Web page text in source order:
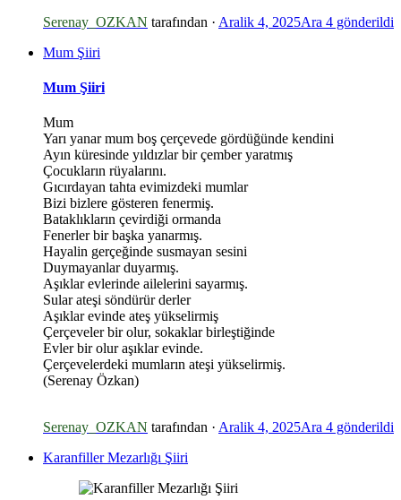
Serenay_OZKAN tarafından · Aralik 4, 2025Ara 4 gönderildi
Mum Şiiri
Mum Şiiri
Mum
Yarı yanar mum boş çerçevede gördüğünde kendini
Ayın küresinde yıldızlar bir çember yaratmış
Çocukların rüyalarını.
Gıcırdayan tahta evimizdeki mumlar
Bizi bizlere gösteren fenermiş.
Bataklıkların çevirdiği ormanda
Fenerler bir başka yanarmış.
Hayalin gerçeğinde susmayan sesini
Duymayanlar duyarmış.
Aşıklar evlerinde ailelerini sayarmış.
Sular ateşi söndürür derler
Aşıklar evinde ateş yükselirmiş
Çerçeveler bir olur, sokaklar birleştiğinde
Evler bir olur aşıklar evinde.
Çerçevelerdeki mumların ateşi yükselirmiş.
(Serenay Özkan)
Serenay_OZKAN tarafından · Aralik 4, 2025Ara 4 gönderildi
Karanfiller Mezarlığı Şiiri
*